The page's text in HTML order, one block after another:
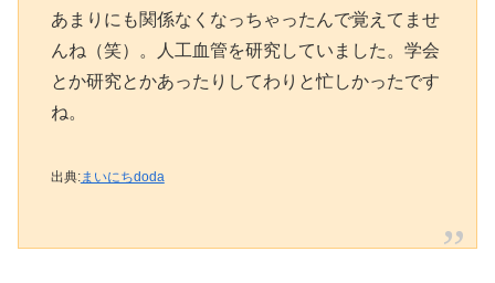
あまりにも関係なくなっちゃったんで覚えてませ
んね（笑）。人工血管を研究していました。学会
とか研究とかあったりしてわりと忙しかったです
ね。
出典:まいにちdoda